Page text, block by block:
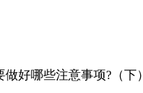
好哪些注意事项?（下）